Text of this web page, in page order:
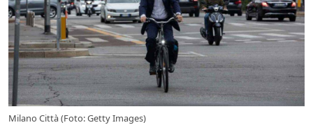
Milano Città (Foto: Getty Images)